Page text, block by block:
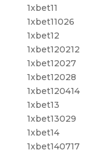
1xbet11
1xbet11026
1xbet12
1xbet120212
1xbet12027
1xbet12028
1xbet120414
1xbet13
1xbet13029
1xbet14
1xbet140717